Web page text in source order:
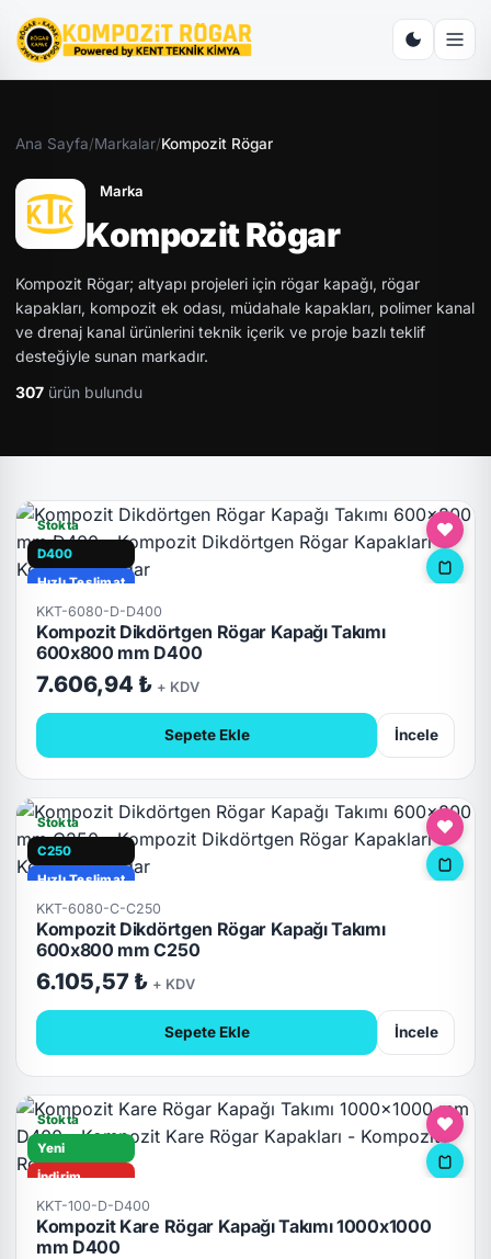
Ana Sayfa/Markalar/Kompozit Rögar
Marka
Kompozit Rögar
Kompozit Rögar; altyapı projeleri için rögar kapağı, rögar
kapakları, kompozit ek odası, müdahale kapakları, polimer kanal
ve drenaj kanal ürünlerini teknik içerik ve proje bazlı teklif
desteğiyle sunan markadır.
307 ürün bulundu
Stokta
D400
Hızlı Teslimat
KKT-6080-D-D400
Kompozit Dikdörtgen Rögar Kapağı Takımı
600x800 mm D400
7.606,94 ₺ + KDV
Sepete Ekle İncele
Stokta
C250
Hızlı Teslimat
KKT-6080-C-C250
Kompozit Dikdörtgen Rögar Kapağı Takımı
600x800 mm C250
6.105,57 ₺ + KDV
Sepete Ekle İncele
Stokta
Yeni
İndirim
D400
Hızlı Teslimat
KKT-100-D-D400
Kompozit Kare Rögar Kapağı Takımı 1000x1000
mm D400